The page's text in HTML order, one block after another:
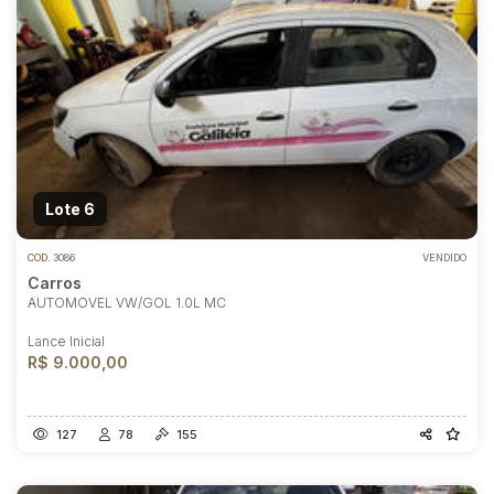
Lote 6
COD. 3086 VENDIDO
Carros
AUTOMOVEL VW/GOL 1.0L MC
Lance Inicial
R$ 9.000,00
127 78 155